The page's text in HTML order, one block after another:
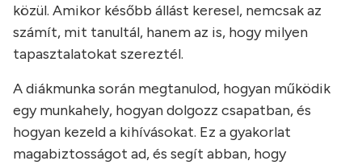
közül. Amikor később állást keresel, nemcsak az
számít, mit tanultál, hanem az is, hogy milyen
tapasztalatokat szereztél.
A diákmunka során megtanulod, hogyan működik
egy munkahely, hogyan dolgozz csapatban, és
hogyan kezeld a kihívásokat. Ez a gyakorlat
magabiztosságot ad, és segít abban, hogy